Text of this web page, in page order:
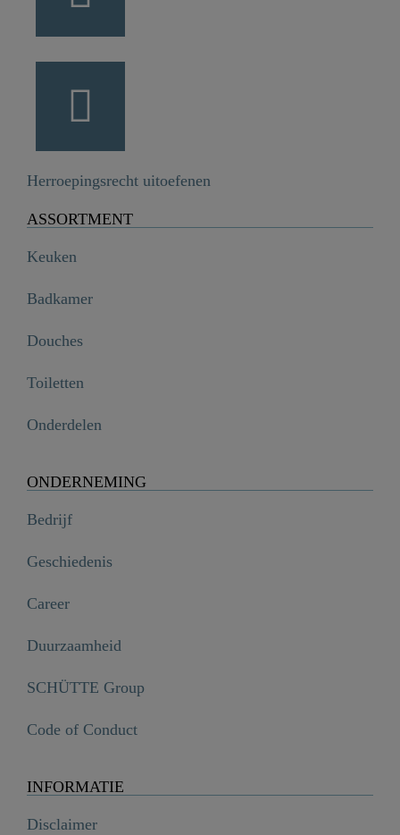
Herroepingsrecht uitoefenen
ASSORTMENT
Keuken
Badkamer
Douches
Toiletten
Onderdelen
ONDERNEMING
Bedrijf
Geschiedenis
Career
Duurzaamheid
SCHÜTTE Group
Code of Conduct
INFORMATIE
Disclaimer